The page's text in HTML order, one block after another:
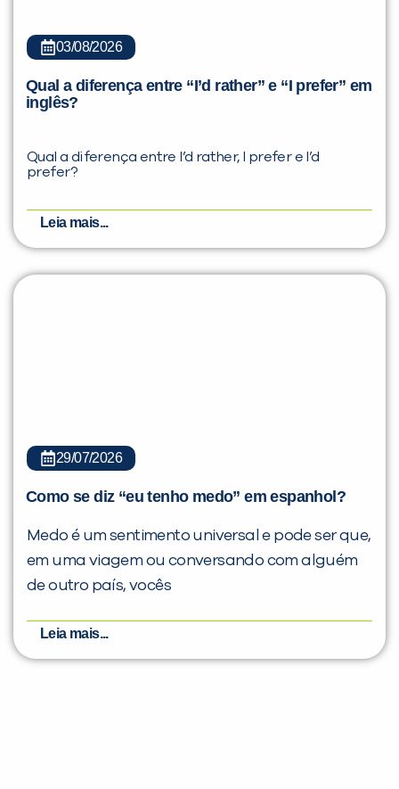
03/08/2026
Qual a diferença entre “I’d rather” e “I prefer” em
inglês?
Qual a diferença entre I’d rather, I prefer e I’d
prefer?
Leia mais...
29/07/2026
Como se diz “eu tenho medo” em espanhol?
Medo é um sentimento universal e pode ser que,
em uma viagem ou conversando com alguém
de outro país, vocês
Leia mais...